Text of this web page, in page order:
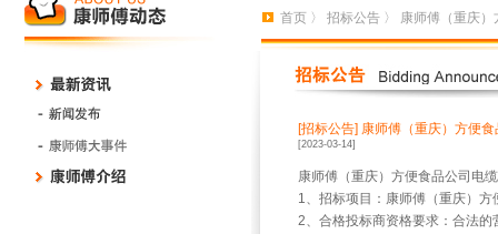
首页 〉 招标公告 〉 康师傅（重庆
[招标公告] 康师傅（重庆）方便
[2023-03-14]
康师傅（重庆）方便食品公司电
1、招标项目：康师傅（重庆）
2、合格投标商资格要求：合法